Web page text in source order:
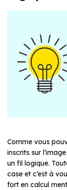
Comme vous
inscrits sur
un fil logique.
case et c’est à
fort en calcul